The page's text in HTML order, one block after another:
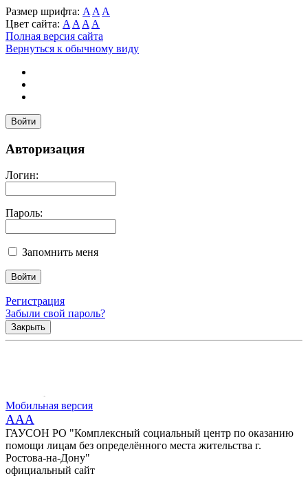
Размер шрифта: A A A
Цвет сайта: A A A A
Полная версия сайта
Вернуться к обычному виду
Войти
Авторизация
Логин:
Пароль:
Запомнить меня
Регистрация
Забыли свой пароль?
Закрыть
Мобильная версия
AAA
ГАУСОН РО "Комплексный социальный центр по оказанию
помощи лицам без определённого места жительства г.
Ростова-на-Дону"
официальный сайт